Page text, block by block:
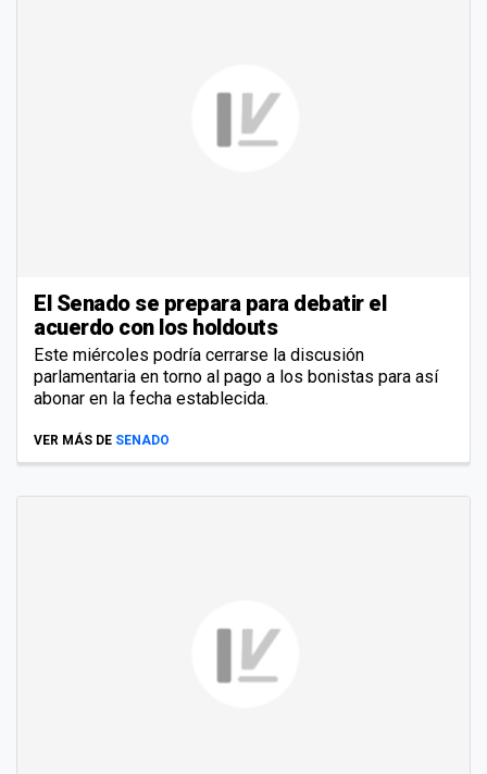
El Senado se prepara para debatir el
acuerdo con los holdouts
Este miércoles podría cerrarse la discusión
parlamentaria en torno al pago a los bonistas para así
abonar en la fecha establecida.
VER MÁS DE SENADO